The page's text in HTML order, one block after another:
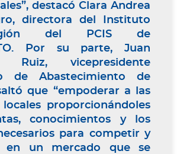
destacó Clara Andrea
directora del Instituto
del PCIS de
Por su parte, Juan
Ruiz, vicepresidente
de Abastecimiento de
que “empoderar a las
locales proporcionándoles
conocimientos y los
para competir y
en un mercado que se